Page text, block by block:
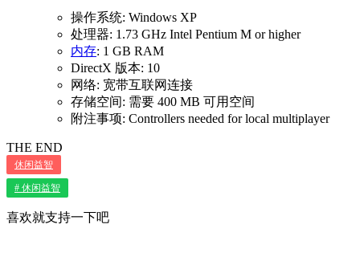
操作系统: Windows XP
处理器: 1.73 GHz Intel Pentium M or higher
内存: 1 GB RAM
DirectX 版本: 10
网络: 宽带互联网连接
存储空间: 需要 400 MB 可用空间
附注事项: Controllers needed for local multiplayer
THE END
休闲益智
# 休闲益智
喜欢就支持一下吧